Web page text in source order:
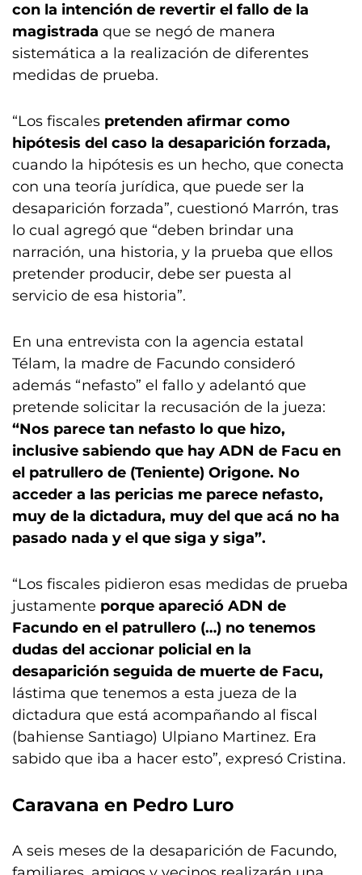
con la intención de revertir el fallo de la
magistrada que se negó de manera
sistemática a la realización de diferentes
medidas de prueba.
“Los fiscales pretenden afirmar como
hipótesis del caso la desaparición forzada,
cuando la hipótesis es un hecho, que conecta
con una teoría jurídica, que puede ser la
desaparición forzada”, cuestionó Marrón, tras
lo cual agregó que “deben brindar una
narración, una historia, y la prueba que ellos
pretender producir, debe ser puesta al
servicio de esa historia”.
En una entrevista con la agencia estatal
Télam, la madre de Facundo consideró
además “nefasto” el fallo y adelantó que
pretende solicitar la recusación de la jueza:
“Nos parece tan nefasto lo que hizo,
inclusive sabiendo que hay ADN de Facu en
el patrullero de (Teniente) Origone. No
acceder a las pericias me parece nefasto,
muy de la dictadura, muy del que acá no ha
pasado nada y el que siga y siga”.
“Los fiscales pidieron esas medidas de prueba
justamente porque apareció ADN de
Facundo en el patrullero (…) no tenemos
dudas del accionar policial en la
desaparición seguida de muerte de Facu,
lástima que tenemos a esta jueza de la
dictadura que está acompañando al fiscal
(bahiense Santiago) Ulpiano Martinez. Era
sabido que iba a hacer esto”, expresó Cristina.
Caravana en Pedro Luro
A seis meses de la desaparición de Facundo,